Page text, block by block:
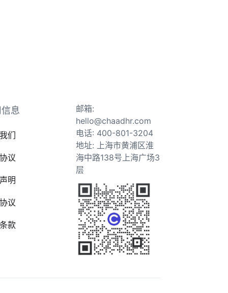
息
们
议
明
议
款
邮箱:
hello@chaadhr.com
电话: 400-801-3204
地址: 上海市黄浦区淮
海中路138号上海广场3
层